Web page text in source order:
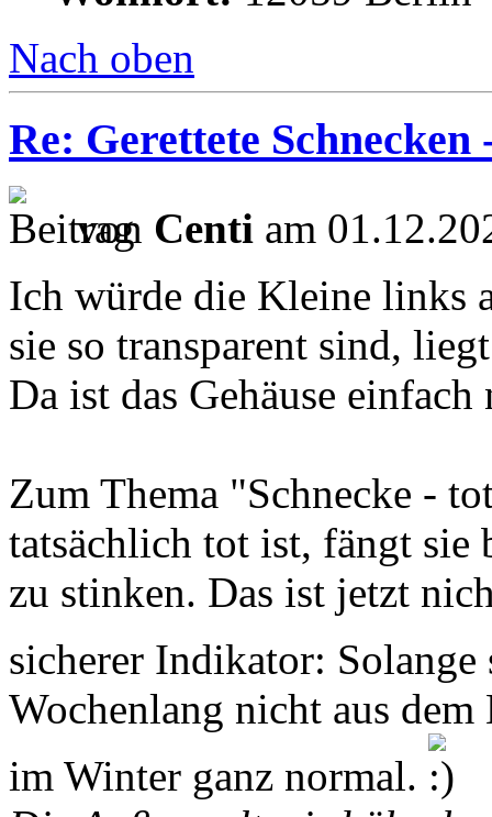
Nach oben
Re: Gerettete
von Centi am
Ich würde die Kleine links
sie so transparent sind,
Da ist das Gehäuse
Zum Thema "Schnecke -
tatsächlich tot ist, fängt sie
zu stinken. Das ist jetzt
sicherer Indikator:
Wochenlang nicht aus
im Winter ganz normal.